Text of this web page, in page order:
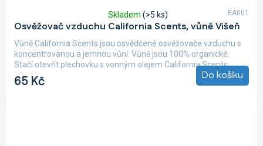
Osvěžovač vzduchu California Scents, vůně Višeň
hodnocení
produktu
je
5,0
5
Skladem (>5 ks)
65 Kč Do košíku
Vůně California Scents jsou osvědčené osvěžovače vzduchu s
koncentrovanou a jemnou vůní. Vůně jsou 100% organické.
Stačí otevřít plechovku s vonným olejem California Scents,...
EA001